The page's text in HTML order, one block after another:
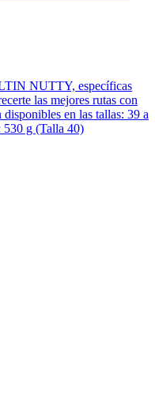
NUTTY, específicas
las mejores rutas con
en las tallas: 39 a
530 g (Talla 40)